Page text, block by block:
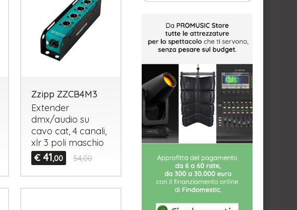
Zzipp ZZCB4M3
Extender
dmx/audio su
cavo cat, 4 canali,
xlr 3 poli maschio
€ 41,00 54,00